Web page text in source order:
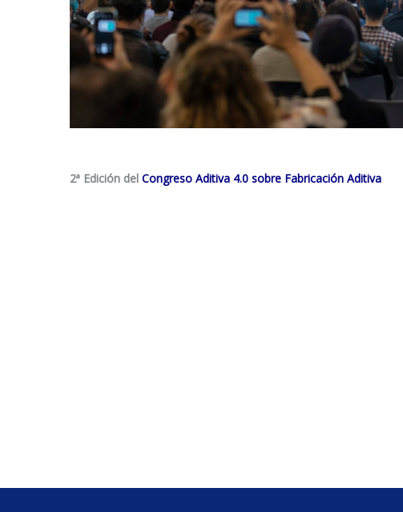
2ª Edición del Congreso Aditiva 4.0 sobre Fabricación Aditiva